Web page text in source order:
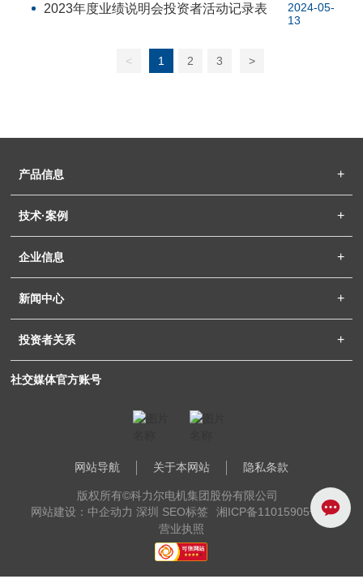
2023年度业绩说明会投资者活动记录表
2024-05-
13
< 1 2 3 >
产品信息
技术·案例
企业信息
新闻中心
投资者关系
社交媒体官方账号
网站导航 关于本网站 隐私条款
版权所有©科力尔电机集团股份有限公司
网站建设：中企动力 深圳 SEO标签
湘ICP备11015905号-1
营业执照